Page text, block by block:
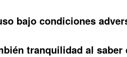
bajo condiciones
tranquilidad al saber